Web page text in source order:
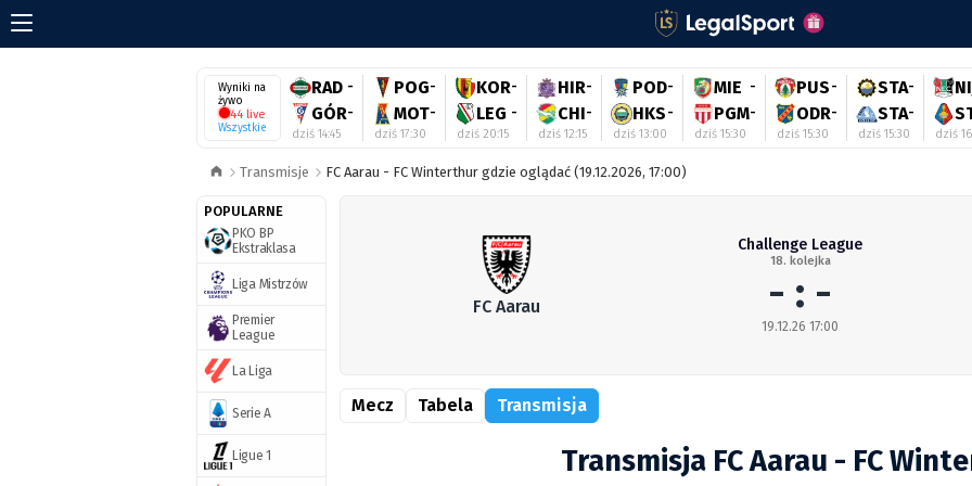
Wyniki na
żywo
44 live
Wszystkie
RAD -
GÓR-
dziś 14:45
POG-
MOT-
dziś 17:30
KOR-
LEG -
dziś 20:15
HIR-
CHI-
dziś 12:15
POD-
HKS-
dziś 13:00
MIE -
PGM-
dziś 15:30
PUS-
ODR-
dziś 15:30
STA-
STA-
dziś 15:30 dziś
Transmisje FC Aarau - FC Winterthur gdzie oglądać (19.12.2026, 17:00)
POPULARNE
PKO BP
Ekstraklasa
Liga Mistrzów
Premier
League
La Liga
Serie A
Ligue 1
FC Aarau
Challenge League
18. kolejka
- : -
19.12.26 17:00
Mecz Tabela Transmisja
Transmisja FC Aarau - FC